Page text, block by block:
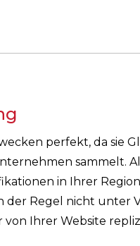
perfekt, da sie
sammelt.
in Ihrer
der Regel nicht unter
Ihrer Website